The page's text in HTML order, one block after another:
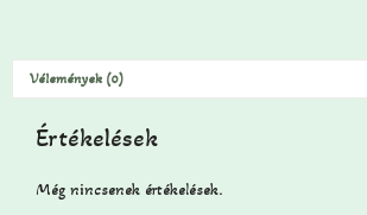
Vélemények (0)
Értékelések
Még nincsenek értékelések.